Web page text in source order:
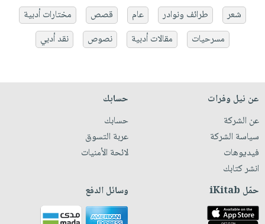
شعر
طرائف ونوادر عام قصص
مختارات أدبية
مسرحيات
مقالات أدبية نصوص نقد أدبي
عن نيل وفرات
عن الشركة
سياسة الشركة
فيديوهات
انشر كتابك
حسابك
حسابك
عربة التسوق
لائحة الأمنيات
حمّل iKitab وسائل الدفع